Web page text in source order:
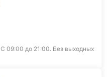
С 09:00 до 21:00. Без выходных